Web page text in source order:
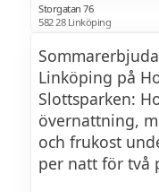
Storgatan 76
582 28 Linköping
Linköping på
Slottsparken:
övernattning,
och frukost
per natt för två